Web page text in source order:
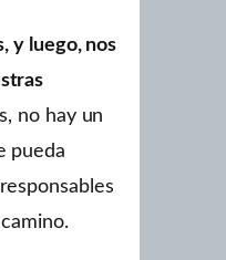
y luego, nos
no hay un
pueda